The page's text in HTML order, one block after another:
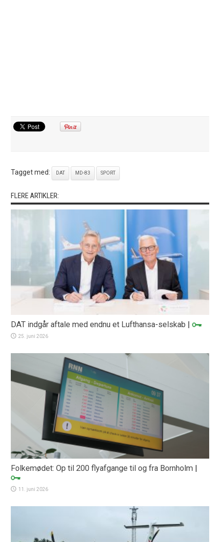
Tagget med: DAT MD-83 SPORT
FLERE ARTIKLER:
DAT indgår aftale med endnu et Lufthansa-selskab |
25. juni 2026
Folkemødet: Op til 200 flyafgange til og fra Bornholm |
11. juni 2026